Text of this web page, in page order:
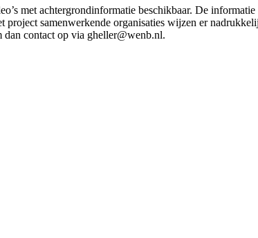
met achtergrondinformatie beschikbaar. De
samenwerkende organisaties wijzen er
contact op via gheller@wenb.nl.